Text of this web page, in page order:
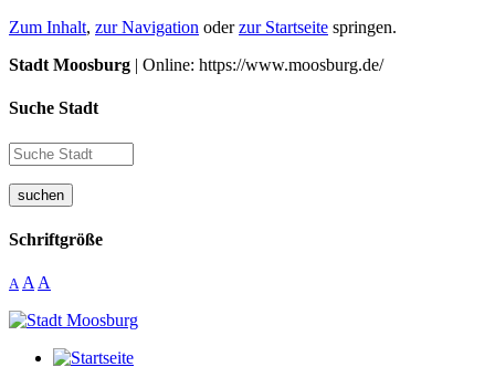
Zum Inhalt, zur Navigation oderzur Startseite springen.
Stadt Moosburg | Online: https://www.moosburg.de/
Suche Stadt
suchen
Schriftgröße
A A A